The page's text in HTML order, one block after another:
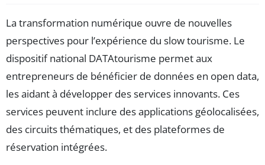
La transformation numérique ouvre de nouvelles
perspectives pour l’expérience du slow tourisme. Le
dispositif national DATAtourisme permet aux
entrepreneurs de bénéficier de données en open data,
les aidant à développer des services innovants. Ces
services peuvent inclure des applications géolocalisées,
des circuits thématiques, et des plateformes de
réservation intégrées.